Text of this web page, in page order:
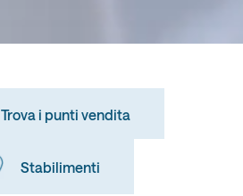
Trova i punti vendita
Stabilimenti